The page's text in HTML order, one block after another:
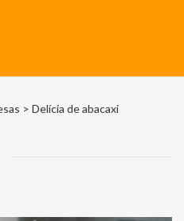
> Delícia de abacaxi